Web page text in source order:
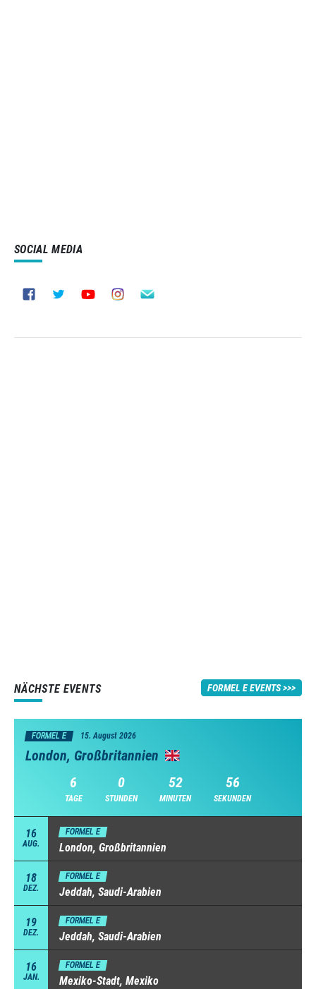
SOCIAL MEDIA
NÄCHSTE EVENTS FORMEL E EVENTS
FORMEL E 15. August 2026
London, Großbritannien
6
TAGE
0
STUNDEN
52
MINUTEN
55
SEKUNDEN
16
AUG.
FORMEL E
London, Großbritannien
18
DEZ.
FORMEL E
Jeddah, Saudi-Arabien
19
DEZ.
FORMEL E
Jeddah, Saudi-Arabien
16
JAN.
FORMEL E
Mexiko-Stadt, Mexiko